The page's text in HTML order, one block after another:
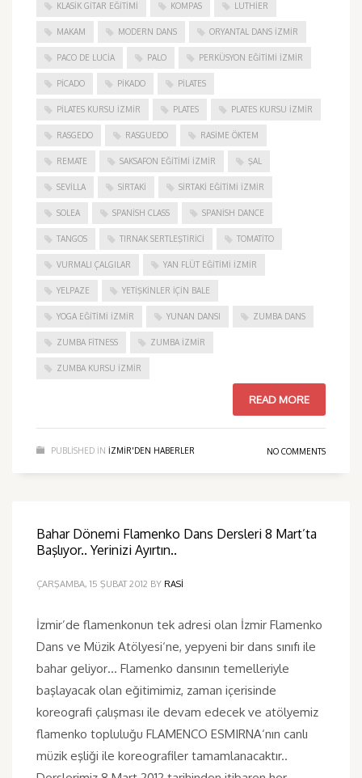
KLASIK GITAR EĞITIMI KOMPAS LUTHIER
MAKAM MODERN DANS ORYANTAL DANS İZMIR
PACO DE LUCIA PALO PERKÜSYON EĞITIMI İZMIR
PICADO PIKADO PILATES
PILATES KURSU İZMIR PLATES PLATES KURSU İZMIR
RASGEDO RASGUEDO RASIME ÖKTEM
REMATE SAKSAFON EĞITIMI İZMIR ŞAL
SEVILLA SIRTAKI SIRTAKI EĞITIMI İZMIR
SOLEA SPANISH CLASS SPANISH DANCE
TANGOS TIRNAK SERTLEŞTIRICI TOMATITO
VURMALI ÇALGILAR YAN FLÜT EĞITIMI İZMIR
YELPAZE YETIŞKINLER IÇIN BALE
YOGA EĞITIMI İZMIR YUNAN DANSI ZUMBA DANS
ZUMBA FITNESS ZUMBA İZMIR
ZUMBA KURSU İZMIR
READ MORE
PUBLISHED IN IZMIR'DEN HABERLER NO COMMENTS
Bahar Dönemi Flamenko Dans Dersleri 8 Mart’ta
Başlıyor.. Yerinizi Ayırtın..
ÇARŞAMBA, 15 ŞUBAT 2012 BY RASI
İzmir’de flamenkonun tek adresi olan İzmir Flamenko
Dans ve Müzik Atölyesi‘ne, yepyeni bir dans sınıfı ile
bahar geliyor… Flamenko dansının temelleriyle
başlayacak olan eğitimimiz, zaman içerisinde
koreografi çalışması ile devam edecek ve atölyemiz
flamenko topluluğu FLAMENCO ESMIRNA‘nın canlı
müzik eşliği ile koreografiler tamamlanacaktır..